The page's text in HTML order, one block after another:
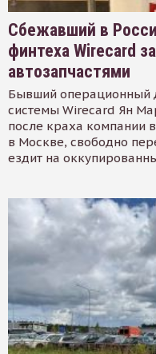
Сбежавший в
финтеха Wirecard
автозапчастями
Бывший операционный
системы Wirecard Ян
после краха компании
в Москве, свободно
ездит на